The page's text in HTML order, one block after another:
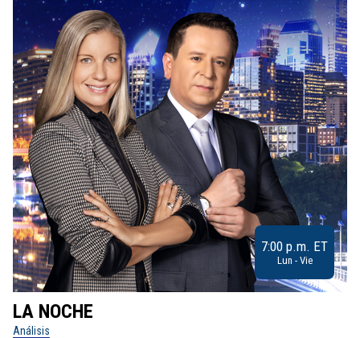
7:00 p.m. ET
Lun - Vie
LA NOCHE
Análisis